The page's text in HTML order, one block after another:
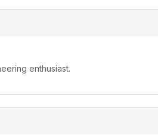
enthusiast.